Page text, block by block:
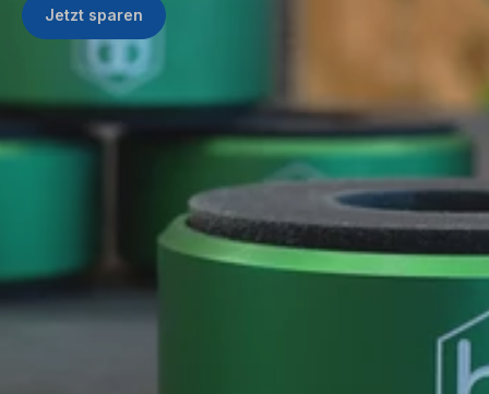
Jetzt sparen